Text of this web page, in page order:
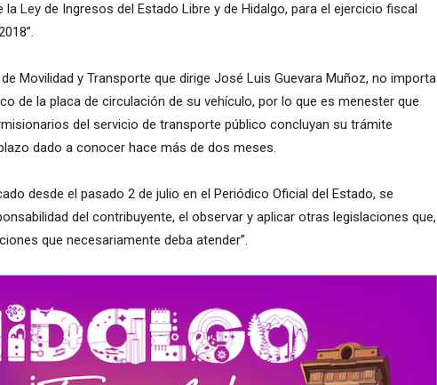
la Ley de Ingresos del Estado Libre y de Hidalgo, para el ejercicio fiscal
Movilidad y Transporte que dirige José Luis Guevara Muñoz, no importa
de la placa de circulación de su vehículo, por lo que es menester que
del servicio de transporte público concluyan su trámite
dado a conocer hace más de dos meses.
desde el pasado 2 de julio en el Periódico Oficial del Estado, se
del contribuyente, el observar y aplicar otras legislaciones que,
que necesariamente deba atender”.